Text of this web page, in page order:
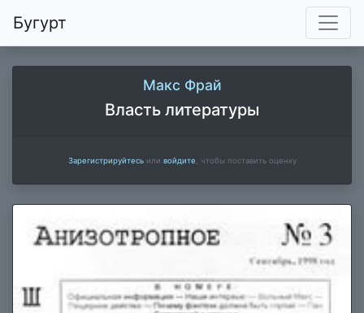
Бугурт
Макс Фрай
Власть литературы
Зарегистрируйтесьили войдите , чтобы поставить оценку